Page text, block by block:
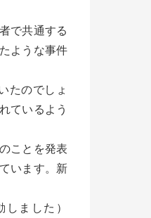
で共通する
ような事件
たのでしょ
ているよう
ことを発表
います。新
ました）